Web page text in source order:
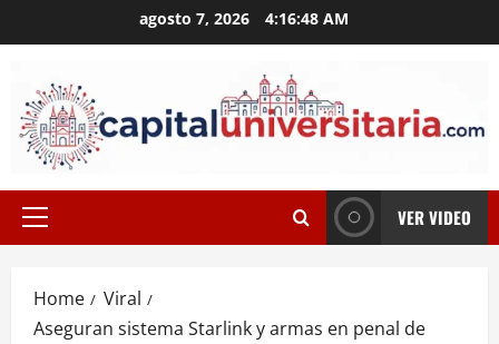
to
agosto 7, 2026 4:16:48 AM
Primary
VER VIDEO
Home
Viral
Aseguran sistema Starlink y armas en penal de